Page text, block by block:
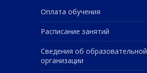
Оплата обучения
Расписание занятий
Сведения об образовательной
организации